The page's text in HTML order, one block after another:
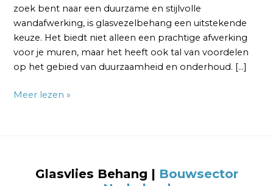
zoek bent naar een duurzame en stijlvolle
wandafwerking, is glasvezelbehang een uitstekende
keuze. Het biedt niet alleen een prachtige afwerking
voor je muren, maar het heeft ook tal van voordelen
op het gebied van duurzaamheid en onderhoud. […]
Meer lezen »
Glasvlies Behang | Bouwsector